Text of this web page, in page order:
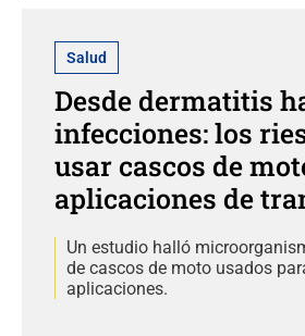
Salud
Desde dermatitis
infecciones: los
usar cascos de
aplicaciones de
Un estudio halló
de cascos de moto usados
aplicaciones.